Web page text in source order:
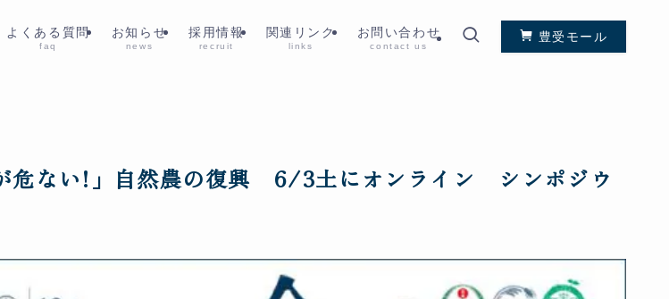
よくある質問
faq
お知らせ
news
採用情報
recruit
関連リンク
links
お問い合わせ
contact us
豊受モール
危ない!」自然農の復興 6/3土にオンライン シンポジウ